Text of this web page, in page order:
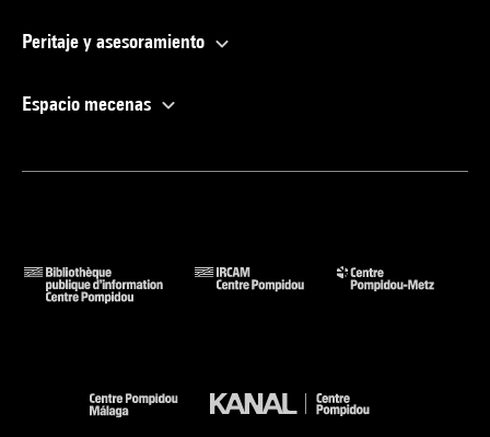
Peritaje y asesoramiento
Espacio mecenas